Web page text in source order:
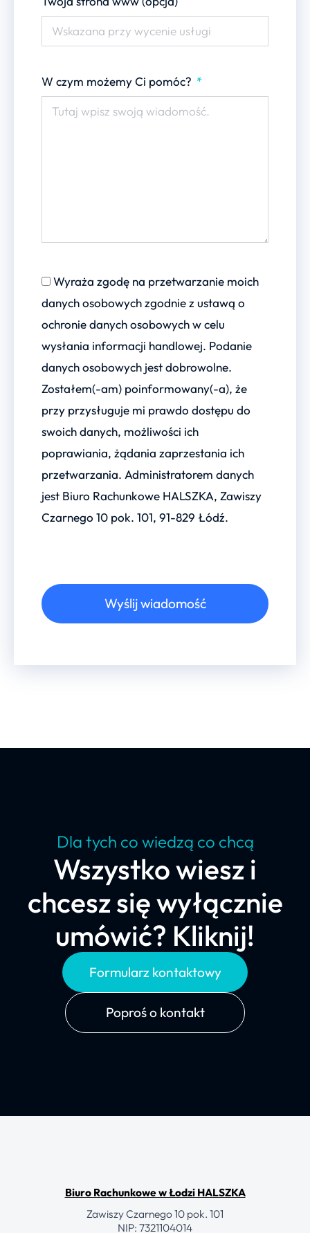
W czym możemy Ci pomóc?
Wyraża zgodę na przetwarzanie moich
danych osobowych zgodnie z ustawą o
ochronie danych osobowych w celu
wysłania informacji handlowej. Podanie
danych osobowych jest dobrowolne.
Zostałem(-am) poinformowany(-a), że
przy przysługuje mi prawdo dostępu do
swoich danych, możliwości ich
poprawiania, żądania zaprzestania ich
przetwarzania. Administratorem danych
jest Biuro Rachunkowe HALSZKA, Zawiszy
Czarnego 10 pok. 101, 91-829 Łódź.
Wyślij wiadomość
Dla tych co wiedzą co chcą
Wszystko wiesz i
chcesz się wyłącznie
umówić? Kliknij!
Formularz kontaktowy
Poproś o kontakt
Biuro Rachunkowe w Łodzi HALSZKA
Zawiszy Czarnego 10 pok. 101
NIP: 7321104014